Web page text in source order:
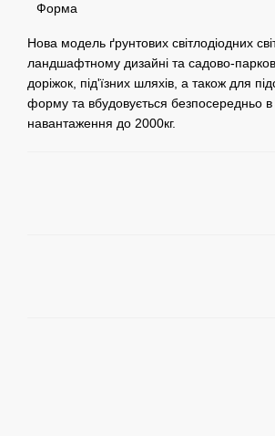
Форма
Нова модель ґрунтових світлодіодних
ландшафтному дизайні та садово-
доріжок, під'їзних шляхів, а також для
форму та вбудовується безпосередньо
навантаження до 2000кг.